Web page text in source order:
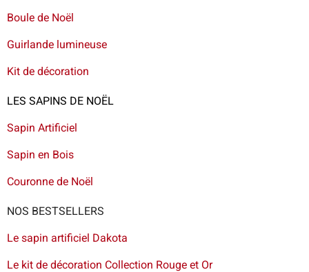
Boule de Noël
Guirlande lumineuse
Kit de décoration
LES SAPINS DE NOËL
Sapin Artificiel
Sapin en Bois
Couronne de Noël
NOS BESTSELLERS
Le sapin artificiel Dakota
Le kit de décoration Collection Rouge et Or